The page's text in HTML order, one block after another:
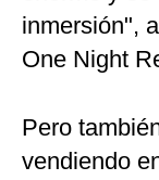
inmersión",
One Night
Pero
vendiendo